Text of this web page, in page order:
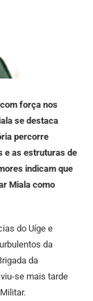
força nos
se destaca
percorre
e as estruturas de
indicam que
Miala como
do Uíge e
da
da
se mais tarde